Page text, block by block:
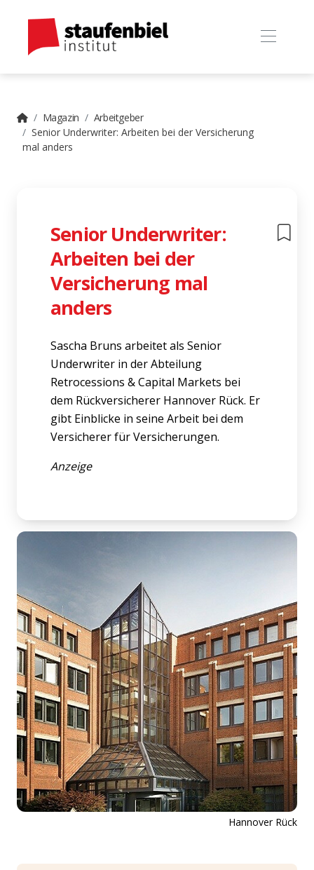
Magazin
Arbeitgeber
Senior Underwriter: Arbeiten bei der Versicherung
mal anders
Senior Underwriter:
Arbeiten bei der
Versicherung mal
anders
Sascha Bruns arbeitet als Senior
Underwriter in der Abteilung
Retrocessions & Capital Markets bei
dem Rückversicherer Hannover Rück. Er
gibt Einblicke in seine Arbeit bei dem
Versicherer für Versicherungen.
Anzeige
Hannover Rück